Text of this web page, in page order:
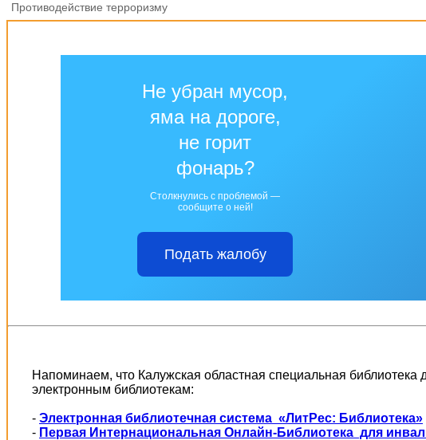
Противодействие терроризму
Не убран мусор,
яма на дороге,
не горит
фонарь?
Столкнулись с проблемой —
сообщите о ней!
Подать жалобу
Напоминаем, что Калужская областная специальная
электронным библиотекам:
- Электронная библиотечная система «ЛитРес: Библиотека»
- Первая Интернациональная Онлайн-Библиотека для